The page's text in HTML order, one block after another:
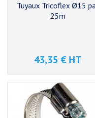
Tuyaux Tricoflex Ø15
25m
Prix
43,35 € HT